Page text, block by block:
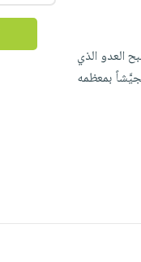
العدو الذي
بمعظمه